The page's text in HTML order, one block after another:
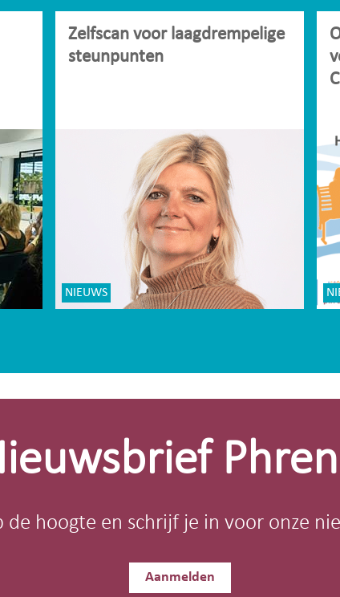
Zelfscan voor laagdrempelige
steunpunten
NIEUWS
de hoogte en schrijf je in voor onze
Aanmelden